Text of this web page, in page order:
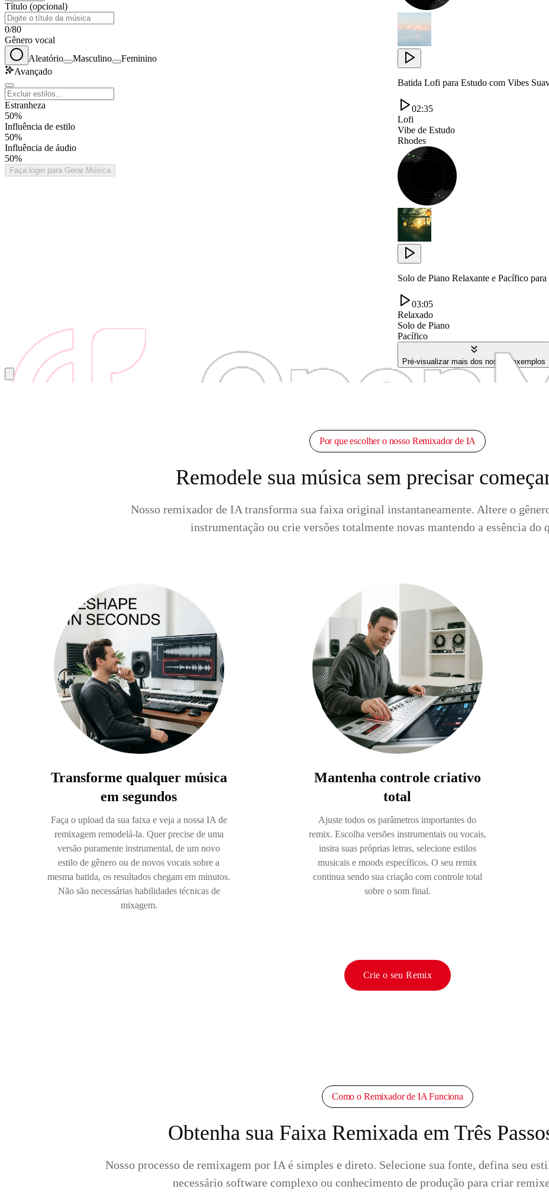
Título (opcional)
0/80
Gênero vocal
Aleatório
Masculino
Feminino
Avançado
Estranheza
50%
Influência de estilo
50%
Influência de áudio
50%
Faça login para Gerar Música
Batida Lofi para Estudo com Vibes
02:35
Lofi
Vibe de Estudo
Rhodes
Solo de Piano Relaxante e Pacífico
03:05
Relaxado
Solo de Piano
Pacífico
Pré-visualizar mais dos nossos exemplos
Por que escolher o nosso Remixador de IA
Remodele sua música sem precisar
Nosso remixador de IA transforma sua faixa original instantaneamente. Altere o
instrumentação ou crie versões totalmente novas mantendo a essência do
Transforme qualquer música
em segundos
Faça o upload da sua faixa e veja a nossa IA de
remixagem remodelá-la. Quer precise de uma
versão puramente instrumental, de um novo
estilo de gênero ou de novos vocais sobre a
mesma batida, os resultados chegam em minutos.
Não são necessárias habilidades técnicas de
mixagem.
Mantenha controle criativo
total
Ajuste todos os parâmetros importantes do
remix. Escolha versões instrumentais ou vocais,
insira suas próprias letras, selecione estilos
musicais e moods específicos. O seu remix
continua sendo sua criação com controle total
sobre o som final.
Crie o seu Remix
Como o Remixador de IA Funciona
Obtenha sua Faixa Remixada em Três
Nosso processo de remixagem por IA é simples e direto. Selecione sua fonte, defina seu
necessário software complexo ou conhecimento de produção para criar